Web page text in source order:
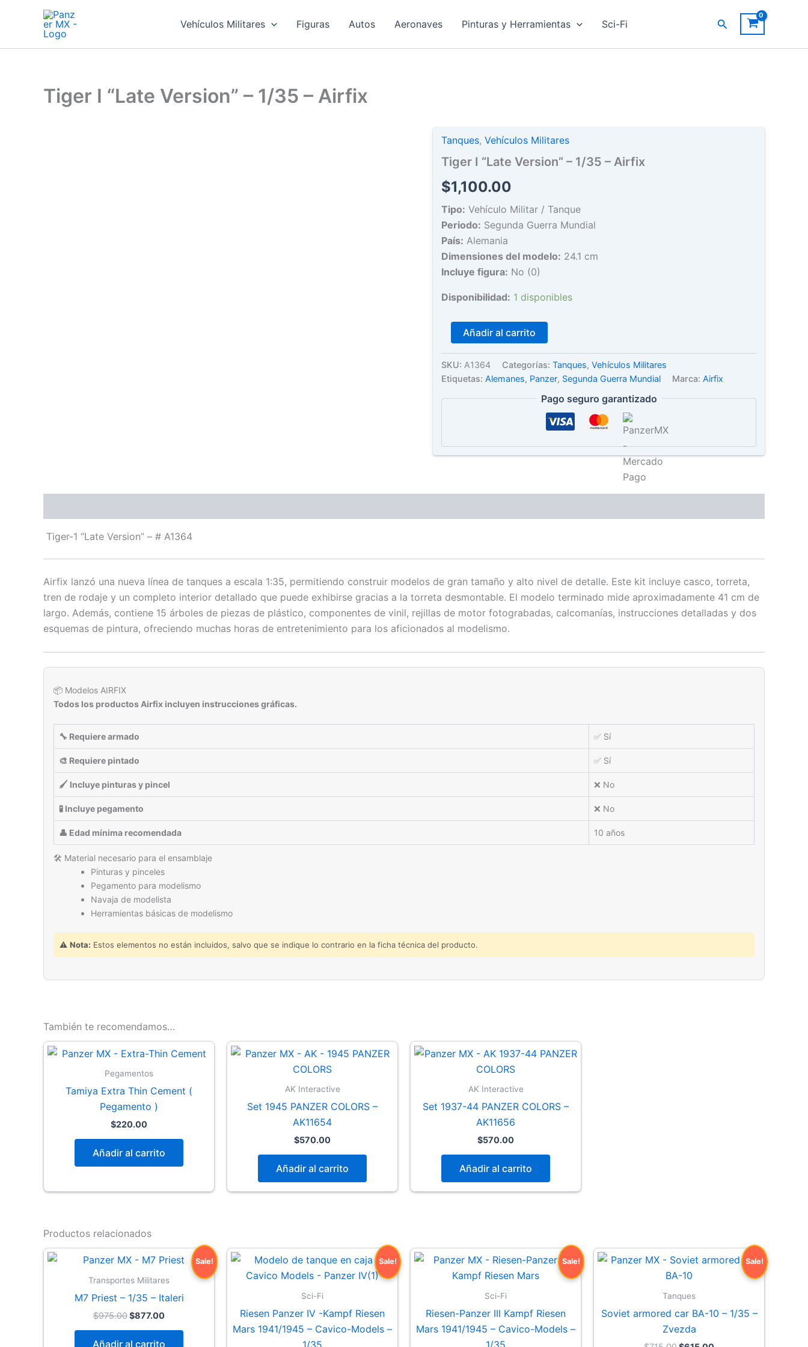
contenido
Vehículos Militares Figuras Autos Aeronaves Pinturas y Herramientas Sci-Fi Buscar
Tiger I “Late Version” – 1/35 – Airfix
Tanques,Vehículos Militares
Tiger I “Late Version” – 1/35 – Airfix
$1,100.00
Tipo: Vehículo Militar / Tanque
Periodo: Segunda Guerra Mundial
País: Alemania
Dimensiones del modelo: 24.1 cm
Incluye figura: No (0)
Disponibilidad: 1 disponibles
Tiger
"Late
Version"
-
1/35
-
Añadir al carrito
SKU: A1364 Categorías:Tanques,Vehículos Militares
Etiquetas:Alemanes, Panzer, Segunda Guerra Mundial Marca:Airfix
Pago seguro garantizado
Tiger-1 “Late Version” – # A1364
Airfix lanzó una nueva línea de tanques a escala 1:35, permitiendo construir modelos de gran tamaño y alto nivel de detalle. Este kit incluye casco, torreta,
tren de rodaje y un completo interior detallado que puede exhibirse gracias a la torreta desmontable. El modelo terminado mide aproximadamente 41 cm de
largo. Además, contiene 15 árboles de piezas de plástico, componentes de vinil, rejillas de motor fotograbadas, calcomanías, instrucciones detalladas y dos
esquemas de pintura, ofreciendo muchas horas de entretenimiento para los aficionados al modelismo.
📦 Modelos AIRFIX
Todos los productos Airfix incluyen instrucciones gráficas.
🔧 Requiere armado ✅ Sí
🎨 Requiere pintado ✅ Sí
🖌 Incluye pinturas y pincel ❌ No
🧪 Incluye pegamento ❌ No
👤 Edad mínima recomendada 10 años
🛠 Material necesario para el ensamblaje
Pinturas y pinceles
Pegamento para modelismo
Navaja de modelista
Herramientas básicas de modelismo
⚠️ Nota: Estos elementos no están incluidos, salvo que se indique lo contrario en la ficha técnica del producto.
También te recomendamos…
Pegamentos
Tamiya Extra Thin Cement (
Pegamento )
$220.00
Añadir al carrito
AK Interactive
Set 1945 PANZER COLORS –
AK11654
$570.00
Añadir al carrito
AK Interactive
Set 1937-44 PANZER COLORS –
AK11656
$570.00
Añadir al carrito
Productos relacionados
Sale!
Transportes Militares
M7 Priest – 1/35 – Italeri
$975.00Original
$877.00Current
Añadir al carrito
Sale!
Sci-Fi
Riesen Panzer IV -Kampf Riesen
Mars 1941/1945 – Cavico-Models –
1/35
Sale!
Sci-Fi
Riesen-Panzer III Kampf Riesen
Mars 1941/1945 – Cavico-Models –
1/35
Sale!
Tanques
Soviet armored car BA-10 – 1/35 –
Zvezda
1/35